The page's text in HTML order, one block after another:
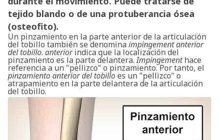
tejido blando o de una protuberancia ósea
(osteofito).
Un pinzamiento en la parte anterior de la articulación
del tobillo también se denomina impingement anterior
del tobillo. anteriorindica que la localización del
pinzamiento es la parte delantera.Impingementhace
referencia a un "pellizco" o pinzamiento. Por tanto, el
pinzamiento anterior del tobilloes un "pellizco" o
atrapamiento en la parte delantera de la articulación
del tobillo.